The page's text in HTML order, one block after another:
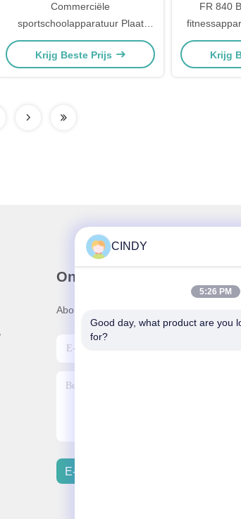
Commerciële
sportschoolapparatuur Plaat
geladen krachttraining Lineaire
Leg Press Hack Squat
Krijg Beste Prijs
FR 840
Hack
Krijg
Onze Nieuwsbrief
Abonneer u op onze nieuwsbrief voor
E-Mail Verzenden
CINDY
5:26 PM
Good day, what product are you
for?